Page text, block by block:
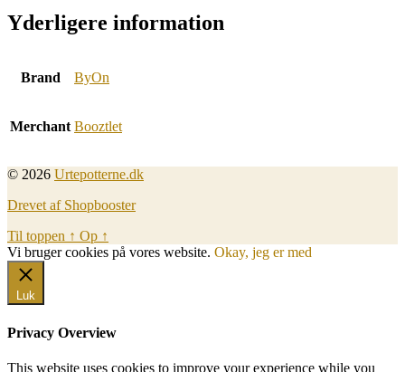
Yderligere information
Brand ByOn
Merchant Booztlet
© 2026 Urtepotterne.dk
Drevet af Shopbooster
Til toppen ↑ Op ↑
Vi bruger cookies på vores website. Okay, jeg er med
Luk
Privacy Overview
This website uses cookies to improve your experience while you